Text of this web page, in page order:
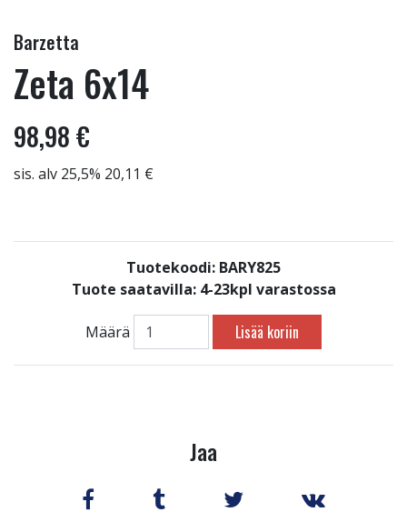
Barzetta
Zeta 6x14
98,98 €
sis. alv 25,5% 20,11 €
Tuotekoodi: BARY825
Tuote saatavilla: 4-23kpl varastossa
Määrä Lisää koriin
Jaa